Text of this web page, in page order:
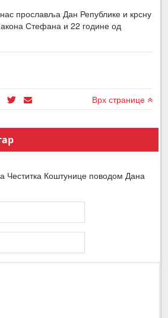
прославља Дан Републике и крсну
Стефана и 22 године од
Врх странице
Честитка Коштунице поводом Дана